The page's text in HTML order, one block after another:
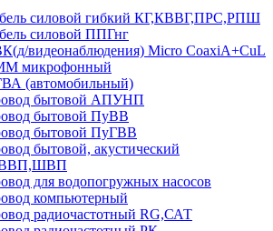
силовой гибкий КГ,КВВГ,ПРС,РПШ
силовой ППГнг
видеонаблюдения) Micro CoaxiA+CuL
микрофонный
(автомобильный)
бытовой АПУНП
бытовой ПуВВ
бытовой ПуГВВ
бытовой, акустический
для водопогружных насосов
компьютерный
радиочастотный RG,САТ